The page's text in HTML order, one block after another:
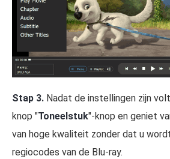
Stap 3. Nadat de instellingen zijn
knop "Toneelstuk"-knop en geniet
van hoge kwaliteit zonder dat u
regiocodes van de Blu-ray.